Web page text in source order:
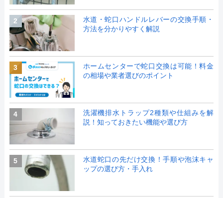
2
水道・蛇口ハンドルレバーの交換手順・
方法を分かりやすく解説
3
ホームセンターで蛇口交換は可能！料金
の相場や業者選びのポイント
4
洗濯機排水トラップ2種類や仕組みを解
説！知っておきたい機能や選び方
5
水道蛇口の先だけ交換！手順や泡沫キャ
ップの選び方・手入れ